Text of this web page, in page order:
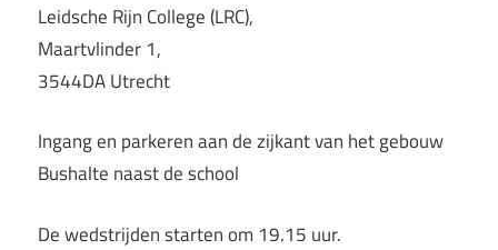
Leidsche Rijn College (LRC),
Maartvlinder 1,
3544DA Utrecht
Ingang en parkeren aan de zijkant van het gebouw
Bushalte naast de school
De wedstrijden starten om 19.15 uur.